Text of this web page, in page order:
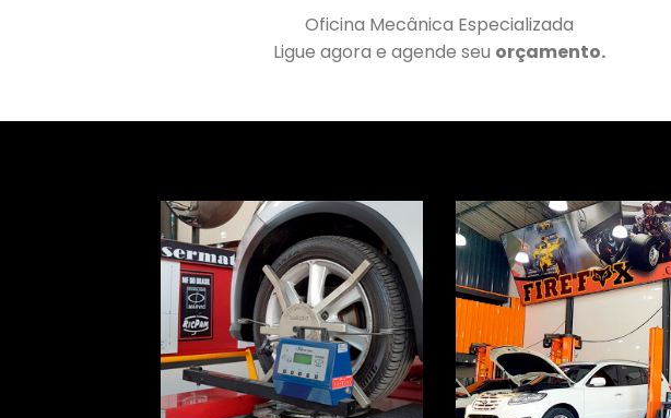
Oficina Mecânica Especializada
Ligue agora e agende seu orçamento.